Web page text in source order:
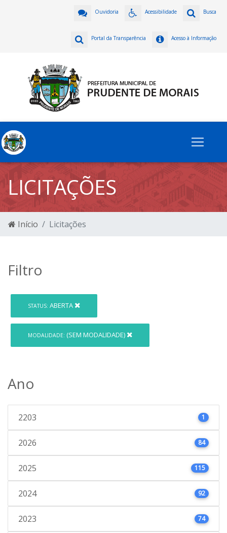
Busca
Acessibilidade
Ouvidoria
Acesso à Informação
Portal da Transparência
LICITAÇÕES
Início Licitações
Filtro
STATUS: ABERTA
MODALIDADE: (SEM MODALIDADE)
Ano
2203 1
2026 84
2025 115
2024 92
2023 74